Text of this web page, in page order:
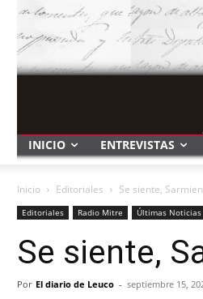
INICIO ENTREVISTAS
Inicio Editoriales Se siente,
Editoriales Radio Mitre Últimas Noticias
Se siente,
Por El diario de Leuco - septiembre 15,